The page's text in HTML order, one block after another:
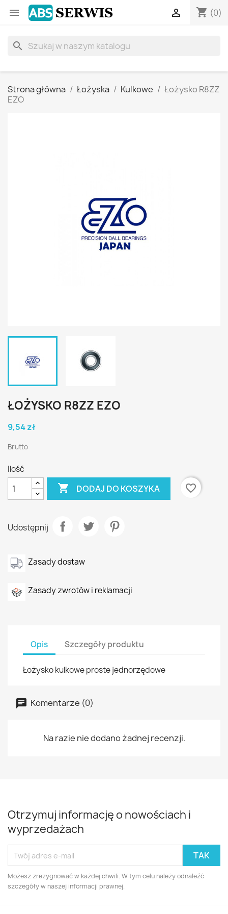
 shopping_cart (0)

search
Strona główna Łożyska Kulkowe
Łożysko R8ZZ
EZO
ŁOŻYSKO R8ZZ EZO
9,54 zł
Brutto
Ilość
 DODAJ DO KOSZYKA favorite_border
Udostępnij
Zasady dostaw
Zasady zwrotów i reklamacji
Opis Szczegóły produktu
Łożysko kulkowe proste jednorzędowe
Komentarze (0)
Na razie nie dodano żadnej recenzji.
Otrzymuj informację o nowościach i
wyprzedażach
Możesz zrezygnować w każdej chwili. W tym celu należy odnaleźć
szczegóły w naszej informacji prawnej.